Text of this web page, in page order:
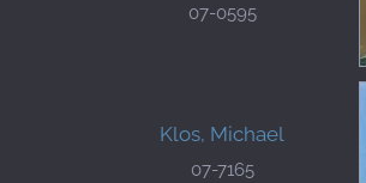
07-0595
Klos, Michael
07-7165